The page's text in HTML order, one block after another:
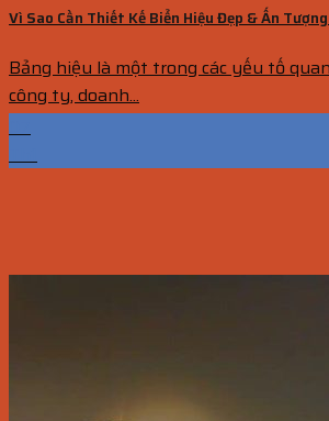
Vì Sao Cần Thiết Kế Biển Hiệu Đẹp & Ấn
Bảng hiệu là một trong các yếu tố
công ty, doanh...
07
Th1